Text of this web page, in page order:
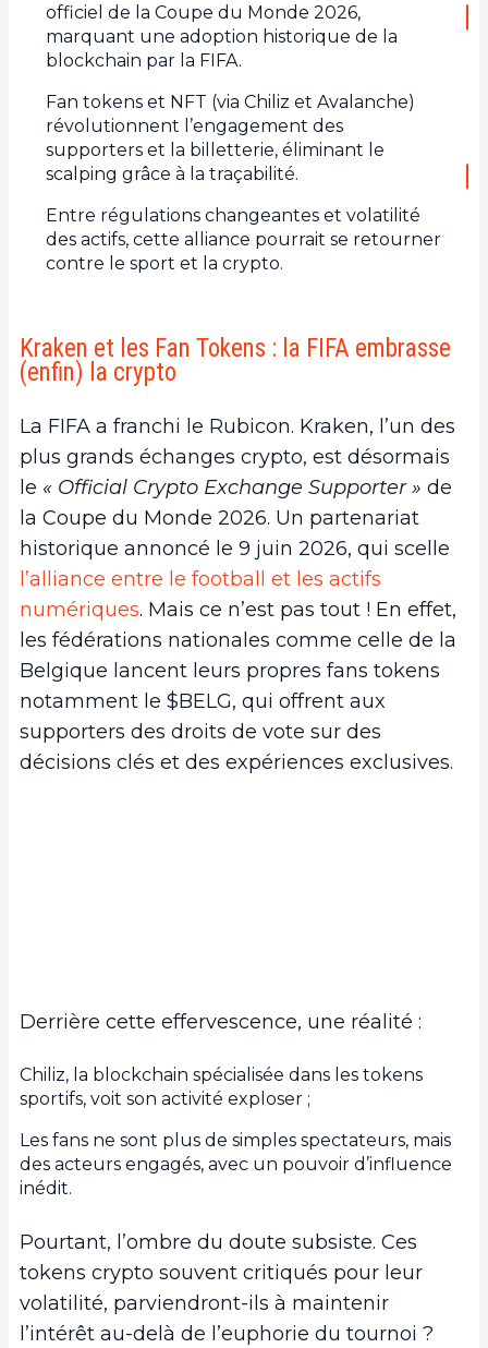
officiel de la Coupe du Monde 2026,
marquant une adoption historique de la
blockchain par la FIFA.
Fan tokens et NFT (via Chiliz et Avalanche)
révolutionnent l’engagement des
supporters et la billetterie, éliminant le
scalping grâce à la traçabilité.
Entre régulations changeantes et volatilité
des actifs, cette alliance pourrait se retourner
contre le sport et la crypto.
Kraken et les Fan Tokens : la FIFA embrasse
(enfin) la crypto
La FIFA a franchi le Rubicon. Kraken, l’un des
plus grands échanges crypto, est désormais
le « Official Crypto Exchange Supporter » de
la Coupe du Monde 2026. Un partenariat
historique annoncé le 9 juin 2026, qui scelle
l’alliance entre le football et les actifs
numériques. Mais ce n’est pas tout ! En effet,
les fédérations nationales comme celle de la
Belgique lancent leurs propres fans tokens
notamment le $BELG, qui offrent aux
supporters des droits de vote sur des
décisions clés et des expériences exclusives.
Derrière cette effervescence, une réalité :
Chiliz, la blockchain spécialisée dans les tokens
sportifs, voit son activité exploser ;
Les fans ne sont plus de simples spectateurs, mais
des acteurs engagés, avec un pouvoir d’influence
inédit.
Pourtant, l’ombre du doute subsiste. Ces
tokens crypto souvent critiqués pour leur
volatilité, parviendront-ils à maintenir
l’intérêt au-delà de l’euphorie du tournoi ?